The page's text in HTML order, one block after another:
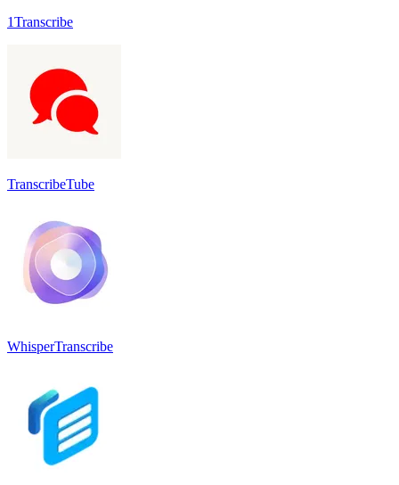
1Transcribe
TranscribeTube
WhisperTranscribe